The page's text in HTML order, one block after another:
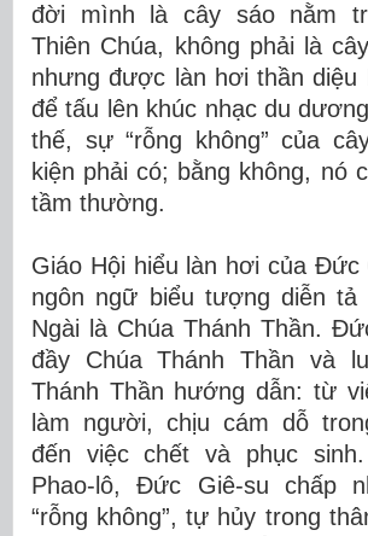
đời mình là cây sáo nằm
Thiên Chúa, không phải là
nhưng được làn hơi thần diệu
để tấu lên khúc nhạc du
thế, sự “rỗng không” của
kiện phải có; bằng không, nó
tầm thường.
Giáo Hội hiểu làn hơi của Đức
ngôn ngữ biểu tượng diễn tả
Ngài là Chúa Thánh Thần.
đầy Chúa Thánh Thần và
Thánh Thần hướng dẫn: từ
làm người, chịu cám dỗ
đến việc chết và phục
Phao-lô, Đức Giê-su chấp
“rỗng không”, tự hủy trong